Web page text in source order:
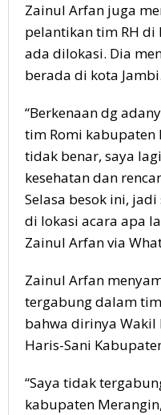
Zainul Arfan juga
pelantikan tim RH
ada dilokasi. Dia
berada di kota Jambi.
“Berkenaan dg
tim Romi
tidak benar, saya
kesehatan dan
Selasa besok ini,
di lokasi acara apa
Zainul Arfan via
Zainul Arfan
tergabung dalam
bahwa dirinya
Haris-Sani
“Saya tidak
kabupaten